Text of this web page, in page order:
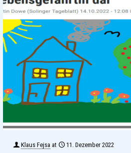
Klaus Fejsa at 11. Dezember 2022